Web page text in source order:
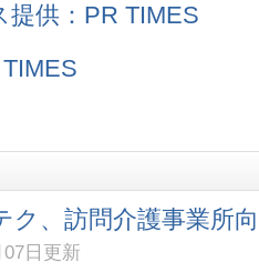
供：PR TIMES
ク、訪問介護事業所
日更新